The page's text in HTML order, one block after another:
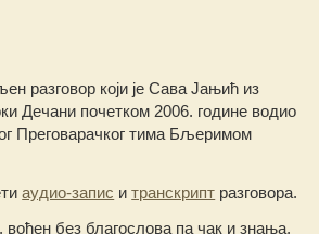
разговор који је Сава Јањић из
Дечани почетком 2006. године водио
Преговарачког тима Бљеримом
аудио-запис итранскрипт разговора.
вођен без благослова па чак и знања,